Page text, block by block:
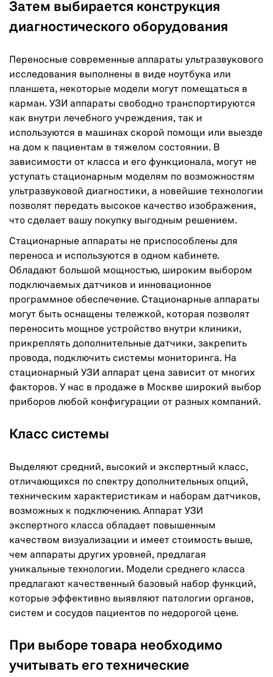
Затем выбирается конструкция
диагностического оборудования
Переносные современные аппараты ультразвукового
исследования выполнены в виде ноутбука или
планшета, некоторые модели могут помещаться в
карман. УЗИ аппараты свободно транспортируются
как внутри лечебного учреждения, так и
используются в машинах скорой помощи или выезде
на дом к пациентам в тяжелом состоянии. В
зависимости от класса и его функционала, могут не
уступать стационарным моделям по возможностям
ультразвуковой диагностики, а новейшие технологии
позволят передать высокое качество изображения,
что сделает вашу покупку выгодным решением.
Стационарные аппараты не приспособлены для
переноса и используются в одном кабинете.
Обладают большой мощностью, широким выбором
подключаемых датчиков и инновационное
программное обеспечение. Стационарные аппараты
могут быть оснащены тележкой, которая позволят
переносить мощное устройство внутри клиники,
прикреплять дополнительные датчики, закрепить
провода, подключить системы мониторинга. На
стационарный УЗИ аппарат цена зависит от многих
факторов. У нас в продаже в Москве широкий выбор
приборов любой конфигурации от разных компаний.
Класс системы
Выделяют средний, высокий и экспертный класс,
отличающихся по спектру дополнительных опций,
техническим характеристикам и наборам датчиков,
возможных к подключению. Аппарат УЗИ
экспертного класса обладает повышенным
качеством визуализации и имеет стоимость выше,
чем аппараты других уровней, предлагая
уникальные технологии. Модели среднего класса
предлагают качественный базовый набор функций,
которые эффективно выявляют патологии органов,
систем и сосудов пациентов по недорогой цене.
При выборе товара необходимо
учитывать его технические